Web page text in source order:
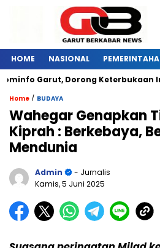
HOME NASIONAL
Garut, Dorong Keterbukaan
Home / BUDAYA
Wahegar Genapkan
Kiprah : Berkebaya,
Mendunia
Admin
- Jurnalis
Kamis, 5 Juni 2025